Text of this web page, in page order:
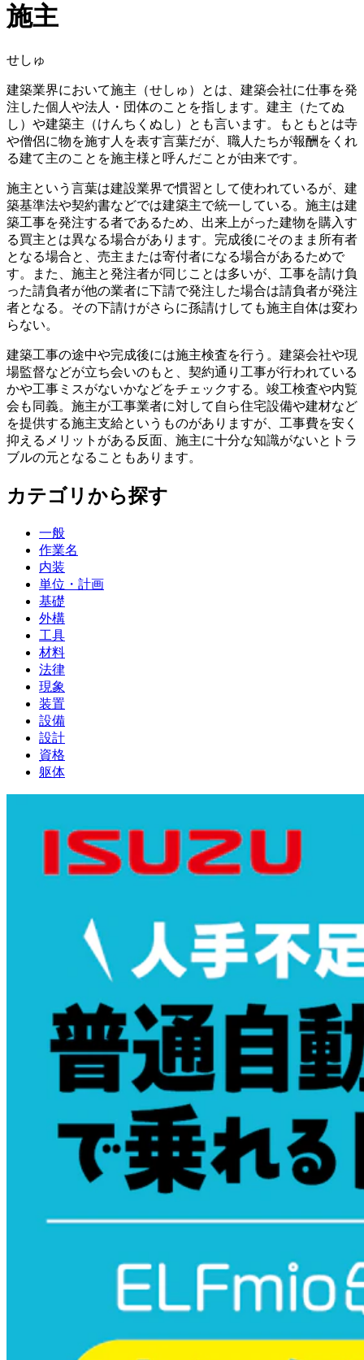
施主
せしゅ
建築業界において施主（せしゅ）とは、建築会社に仕事を発
注した個人や法人・団体のことを指します。建主（たてぬ
し）や建築主（けんちくぬし）とも言います。もともとは寺
や僧侶に物を施す人を表す言葉だが、職人たちが報酬をくれ
る建て主のことを施主様と呼んだことが由来です。
施主という言葉は建設業界で慣習として使われているが、建
築基準法や契約書などでは建築主で統一している。施主は建
築工事を発注する者であるため、出来上がった建物を購入す
る買主とは異なる場合があります。完成後にそのまま所有者
となる場合と、売主または寄付者になる場合があるためで
す。また、施主と発注者が同じことは多いが、工事を請け負
った請負者が他の業者に下請で発注した場合は請負者が発注
者となる。その下請けがさらに孫請けしても施主自体は変わ
らない。
建築工事の途中や完成後には施主検査を行う。建築会社や現
場監督などが立ち会いのもと、契約通り工事が行われている
かや工事ミスがないかなどをチェックする。竣工検査や内覧
会も同義。施主が工事業者に対して自ら住宅設備や建材など
を提供する施主支給というものがありますが、工事費を安く
抑えるメリットがある反面、施主に十分な知識がないとトラ
ブルの元となることもあります。
カテゴリから探す
一般
作業名
内装
単位・計画
基礎
外構
工具
材料
法律
現象
装置
設備
設計
資格
躯体